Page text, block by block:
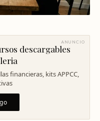
ANUNCIO
descargables
financieras, kits APPCC,